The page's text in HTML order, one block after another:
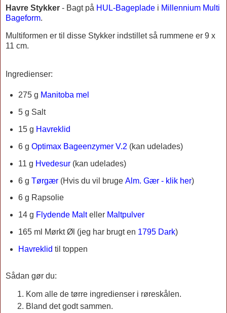
Havre Stykker - Bagt på HUL-Bageplade i Millennium Multi
Bageform.
Multiformen er til disse Stykker indstillet så rummene er 9 x
11 cm.
Ingredienser:
275 g Manitoba mel
5 g Salt
15 g Havreklid
6 g Optimax Bageenzymer V.2 (kan udelades)
11 g Hvedesur(kan udelades)
6 g Tørgær(Hvis du vil bruge Alm. Gær - klik her)
6 g Rapsolie
14 g Flydende Malteller Maltpulver
165 ml Mørkt Øl (jeg har brugt en 1795 Dark)
Havreklid til toppen
Sådan gør du:
Kom alle de tørre ingredienser i røreskålen.
Bland det godt sammen.